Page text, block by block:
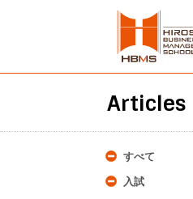
Articles
すべて
入試